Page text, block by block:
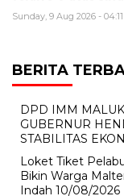
Sunday, 9 Aug 2026 -
BERITA
DPD IMM
GUBERNUR
STABILITAS
Loket Tiket
Bikin Warga
Indah 10/08/2026